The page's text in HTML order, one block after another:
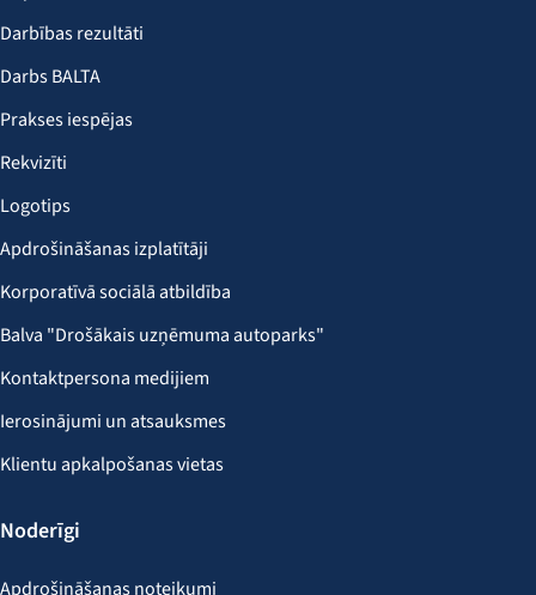
Darbības rezultāti
Darbs BALTA
Prakses iespējas
Rekvizīti
Logotips
Apdrošināšanas izplatītāji
Korporatīvā sociālā atbildība
Balva "Drošākais uzņēmuma autoparks"
Kontaktpersona medijiem
Ierosinājumi un atsauksmes
Klientu apkalpošanas vietas
Noderīgi
Apdrošināšanas noteikumi